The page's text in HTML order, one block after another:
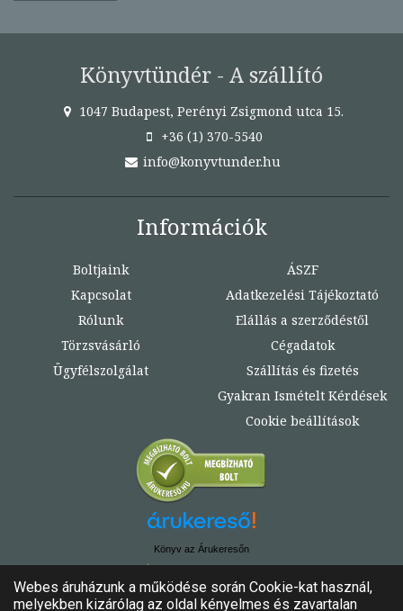
Könyvtündér - A szállító
1047 Budapest, Perényi Zsigmond utca 15.
+36 (1) 370-5540
info@konyvtunder.hu
Információk
Boltjaink
Kapcsolat
Rólunk
Törzsvásárló
Ügyfélszolgálat
ÁSZF
Adatkezelési Tájékoztató
Elállás a szerződéstől
Cégadatok
Szállítás és fizetés
Gyakran Ismételt Kérdések
Cookie beállítások
Könyv az Árukeresőn